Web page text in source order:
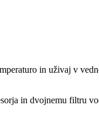
in uživaj v
in dvojnemu filtru